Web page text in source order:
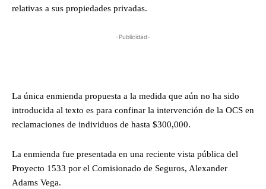
relativas a sus propiedades privadas.
-Publicidad-
La única enmienda propuesta a la medida que aún no ha sido
introducida al texto es para confinar la intervención de la OCS en
reclamaciones de individuos de hasta $300,000.
La enmienda fue presentada en una reciente vista pública del
Proyecto 1533 por el Comisionado de Seguros, Alexander
Adams Vega.